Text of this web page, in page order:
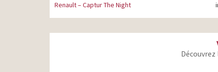
Renault – Captur The Night
Découvrez